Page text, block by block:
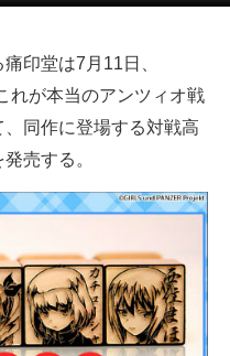
印堂は7月11日、
れが本当のアンツィオ戦
同作に登場する対戦高
売する。